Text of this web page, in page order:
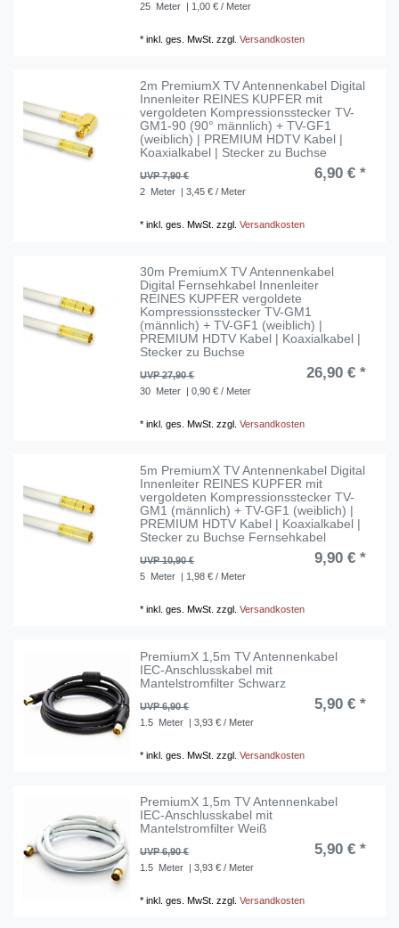
25 Meter | 1,00 € / Meter
*inkl. ges. MwSt. zzgl.Versandkosten
2m PremiumX TV Antennenkabel Digital
Innenleiter REINES KUPFER mit
vergoldeten Kompressionsstecker TV-
GM1-90 (90° männlich) + TV-GF1
(weiblich) | PREMIUM HDTV Kabel |
Koaxialkabel | Stecker zu Buchse
UVP 7,90 € 6,90 € *
2 Meter | 3,45 € / Meter
*inkl. ges. MwSt. zzgl.Versandkosten
30m PremiumX TV Antennenkabel
Digital Fernsehkabel Innenleiter
REINES KUPFER vergoldete
Kompressionsstecker TV-GM1
(männlich) + TV-GF1 (weiblich) |
PREMIUM HDTV Kabel | Koaxialkabel |
Stecker zu Buchse
UVP 27,90 € 26,90 € *
30 Meter | 0,90 € / Meter
*inkl. ges. MwSt. zzgl.Versandkosten
5m PremiumX TV Antennenkabel Digital
Innenleiter REINES KUPFER mit
vergoldeten Kompressionsstecker TV-
GM1 (männlich) + TV-GF1 (weiblich) |
PREMIUM HDTV Kabel | Koaxialkabel |
Stecker zu Buchse Fernsehkabel
UVP 10,90 € 9,90 € *
5 Meter | 1,98 € / Meter
*inkl. ges. MwSt. zzgl.Versandkosten
PremiumX 1,5m TV Antennenkabel
IEC-Anschlusskabel mit
Mantelstromfilter Schwarz
UVP 6,90 € 5,90 € *
1.5 Meter | 3,93 € / Meter
*inkl. ges. MwSt. zzgl.Versandkosten
PremiumX 1,5m TV Antennenkabel
IEC-Anschlusskabel mit
Mantelstromfilter Weiß
UVP 6,90 € 5,90 € *
1.5 Meter | 3,93 € / Meter
*inkl. ges. MwSt. zzgl.Versandkosten